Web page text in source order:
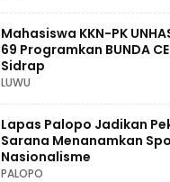
Mahasiswa KKN-PK
69 Programkan BUNDA
Sidrap
LUWU
Lapas Palopo Jadikan
Sarana Menanamkan
Nasionalisme
PALOPO